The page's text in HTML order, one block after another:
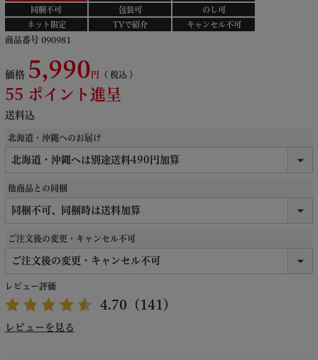
同梱不可
包装可
のし可
ネット限定
TVで紹介 キャンセル不可
商品番号 090981
価格 5,990 税込
55 ポイント進呈
送料込
北海道・沖縄へのお届け
他商品との同梱
ご注文後の変更・キャンセル不可
レビュー評価
4.70 （141）
レビューを見る